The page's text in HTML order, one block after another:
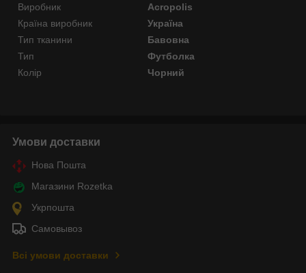
Виробник
Acropolis
Країна виробник
Україна
Тип тканини
Бавовна
Тип
Футболка
Колір
Чорний
Умови доставки
Нова Пошта
Магазини Rozetka
Укрпошта
Самовывоз
Всі умови доставки